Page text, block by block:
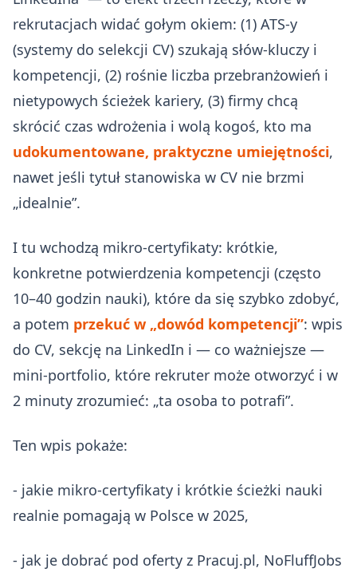
rekrutacjach widać gołym okiem: (1) ATS-y
(systemy do selekcji CV) szukają słów‑kluczy i
kompetencji, (2) rośnie liczba przebranżowień i
nietypowych ścieżek kariery, (3) firmy chcą
skrócić czas wdrożenia i wolą kogoś, kto ma
udokumentowane, praktyczne umiejętności,
nawet jeśli tytuł stanowiska w CV nie brzmi
„idealnie”.
I tu wchodzą mikro‑certyfikaty: krótkie,
konkretne potwierdzenia kompetencji (często
10–40 godzin nauki), które da się szybko zdobyć,
a potem przekuć w „dowód kompetencji”: wpis
do CV, sekcję na LinkedIn i — co ważniejsze —
mini‑portfolio, które rekruter może otworzyć i w
2 minuty zrozumieć: „ta osoba to potrafi”.
Ten wpis pokaże:
- jakie mikro‑certyfikaty i krótkie ścieżki nauki
realnie pomagają w Polsce w 2025,
- jak je dobrać pod oferty z Pracuj.pl, NoFluffJobs